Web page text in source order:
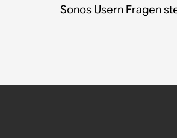
Sonos Usern Fragen